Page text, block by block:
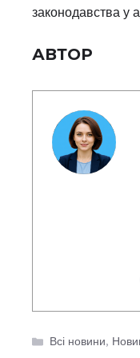
законодавства у
АВТОР
Категорії
Всі новини,